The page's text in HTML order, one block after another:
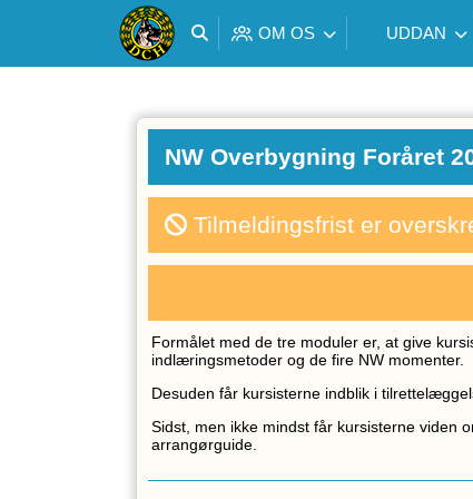
OM OS UDDAN
NW Overbygning Foråret
Tilmeldingsfrist er
Formålet med de tre moduler er, at give
indlæringsmetoder og de fire NW momenter.
Desuden får kursisterne indblik i
Sidst, men ikke mindst får kursisterne viden
arrangørguide.